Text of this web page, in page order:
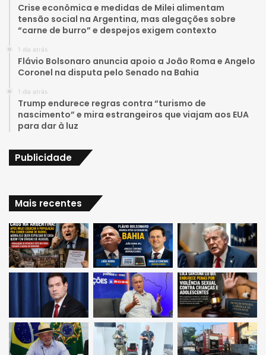
b
g
a
Crise econômica e medidas de Milei alimentam
tensão social na Argentina, mas alegações sobre
“carne de burro” e despejos exigem contexto
1 dia atrás
Flávio Bolsonaro anuncia apoio a João Roma e Angelo
Coronel na disputa pelo Senado na Bahia
1 dia atrás
Trump endurece regras contra “turismo de
nascimento” e mira estrangeiros que viajam aos EUA
para dar à luz
Publicidade
Mais recentes